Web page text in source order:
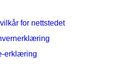
for nettstedet
erklæring